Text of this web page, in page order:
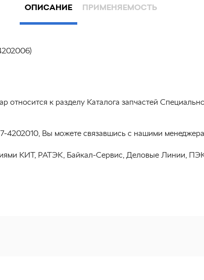
ОПИСАНИЕ ПРИМЕНЯЕМОСТЬ
к разделу Каталога запчастей
Вы можете связавшись с нашими
КИТ, РАТЭК, Байкал-Сервис, Деловые Линии,